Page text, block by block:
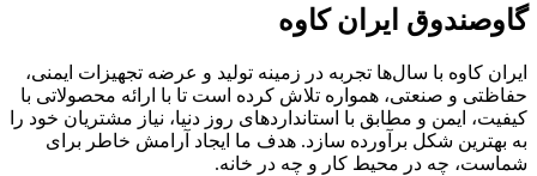
گاوصندوق ایران کاوه
ایران کاوه با سال‌ها تجربه در زمینه تولید و عرضه تجهیزات ایمنی،
حفاظتی و صنعتی، همواره تلاش کرده است تا با ارائه محصولاتی با
کیفیت، ایمن و مطابق با استانداردهای روز دنیا، نیاز مشتریان خود را
به بهترین شکل برآورده سازد. هدف ما ایجاد آرامش خاطر برای
شماست، چه در محیط کار و چه در خانه.